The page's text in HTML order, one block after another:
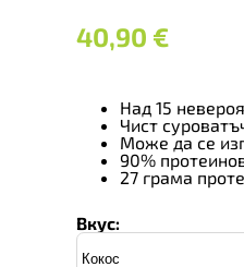
40,90 €
Над 15
Чист
Може да се
90%
27 грама
Вкус: